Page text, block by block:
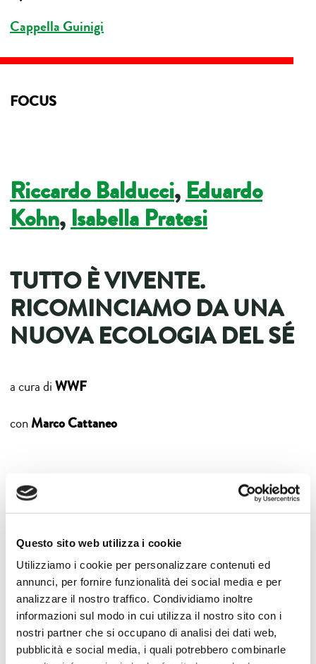
Questo sito web utilizza i cookie
Utilizziamo i cookie per personalizzare contenuti ed
annunci, per fornire funzionalità dei social media e per
analizzare il nostro traffico. Condividiamo inoltre
informazioni sul modo in cui utilizza il nostro sito con i
nostri partner che si occupano di analisi dei dati web,
pubblicità e social media, i quali potrebbero combinarle
Cappella Guinigi
FOCUS
Riccardo Balducci,Eduardo
Kohn,Isabella Pratesi
TUTTO È VIVENTE.
RICOMINCIAMO DA UNA
NUOVA ECOLOGIA DEL SÉ
a cura diWWF
conMarco Cattaneo